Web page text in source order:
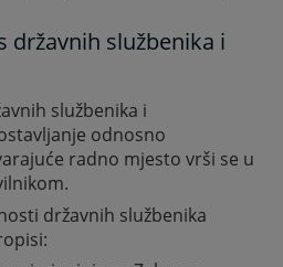
državnih službenika i
službenika i
odnosno
radno mjesto vrši se u
državnih službenika